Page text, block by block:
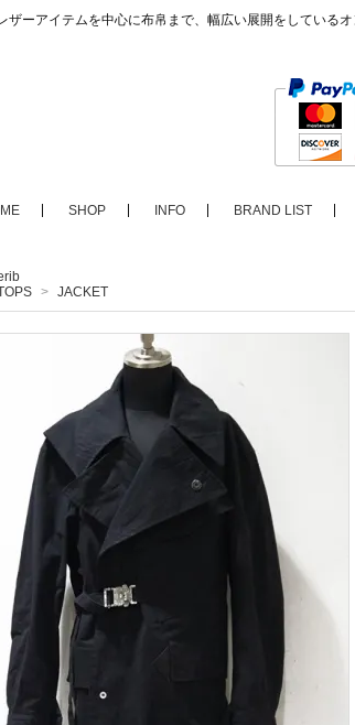
ーアイテムを中心に布帛まで、幅広い展開をしているオ
SHOP INFO BRAND LIST
> JACKET